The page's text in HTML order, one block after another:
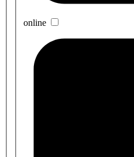
online